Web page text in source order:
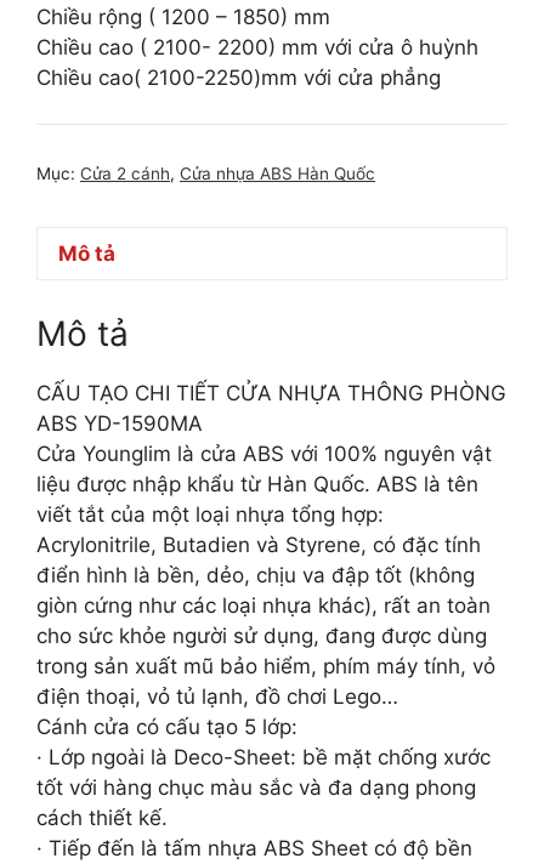
Chiều rộng ( 1200 – 1850) mm
Chiều cao ( 2100- 2200) mm với cửa ô huỳnh
Chiều cao( 2100-2250)mm với cửa phẳng
Mục: Cửa 2 cánh, Cửa nhựa ABS Hàn Quốc
Mô tả
Mô tả
CẤU TẠO CHI TIẾT CỬA NHỰA THÔNG PHÒNG
ABS YD-1590MA
Cửa Younglim là cửa ABS với 100% nguyên vật
liệu được nhập khẩu từ Hàn Quốc. ABS là tên
viết tắt của một loại nhựa tổng hợp:
Acrylonitrile, Butadien và Styrene, có đặc tính
điển hình là bền, dẻo, chịu va đập tốt (không
giòn cứng như các loại nhựa khác), rất an toàn
cho sức khỏe người sử dụng, đang được dùng
trong sản xuất mũ bảo hiểm, phím máy tính, vỏ
điện thoại, vỏ tủ lạnh, đồ chơi Lego…
Cánh cửa có cấu tạo 5 lớp:
· Lớp ngoài là Deco-Sheet: bề mặt chống xước
tốt với hàng chục màu sắc và đa dạng phong
cách thiết kế.
· Tiếp đến là tấm nhựa ABS Sheet có độ bền